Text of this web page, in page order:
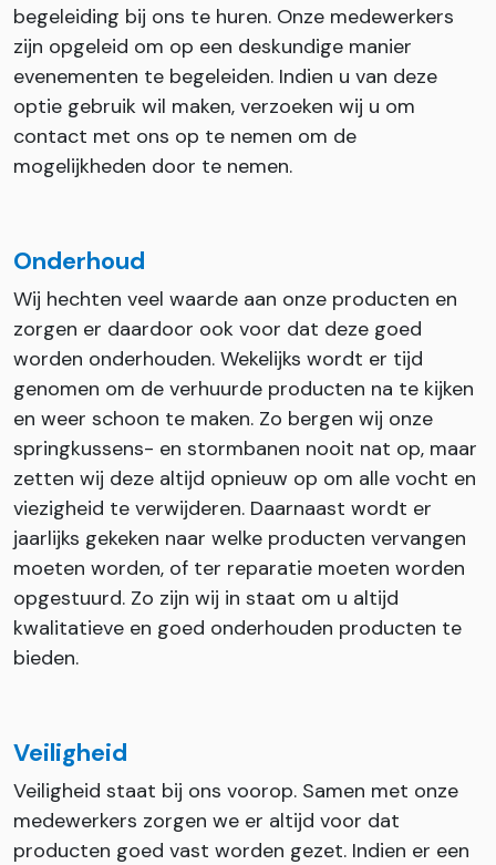
begeleiding bij ons te huren. Onze medewerkers
zijn opgeleid om op een deskundige manier
evenementen te begeleiden. Indien u van deze
optie gebruik wil maken, verzoeken wij u om
contact met ons op te nemen om de
mogelijkheden door te nemen.
Onderhoud
Wij hechten veel waarde aan onze producten en
zorgen er daardoor ook voor dat deze goed
worden onderhouden. Wekelijks wordt er tijd
genomen om de verhuurde producten na te kijken
en weer schoon te maken. Zo bergen wij onze
springkussens- en stormbanen nooit nat op, maar
zetten wij deze altijd opnieuw op om alle vocht en
viezigheid te verwijderen. Daarnaast wordt er
jaarlijks gekeken naar welke producten vervangen
moeten worden, of ter reparatie moeten worden
opgestuurd. Zo zijn wij in staat om u altijd
kwalitatieve en goed onderhouden producten te
bieden.
Veiligheid
Veiligheid staat bij ons voorop. Samen met onze
medewerkers zorgen we er altijd voor dat
producten goed vast worden gezet. Indien er een